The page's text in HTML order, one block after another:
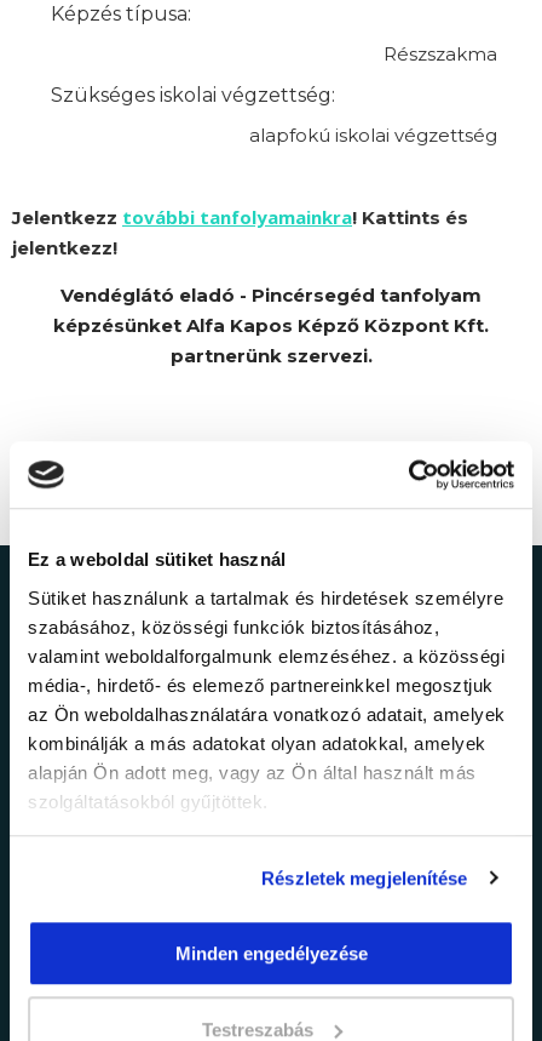
Ez a weboldal sütiket használ
Sütiket használunk a tartalmak és hirdetések személyre
szabásához, közösségi funkciók biztosításához,
valamint weboldalforgalmunk elemzéséhez. a közösségi
média-, hirdető- és elemező partnereinkkel megosztjuk
az Ön weboldalhasználatára vonatkozó adatait, amelyek
kombinálják a más adatokat olyan adatokkal, amelyek
alapján Ön adott meg, vagy az Ön által használt más
szolgáltatásokból gyűjtöttek.
Részletek megjelenítése
Minden engedélyezése
Testreszabás
Képzés típusa:
Részszakma
Szükséges iskolai végzettség:
alapfokú iskolai végzettség
Jelentkezz további tanfolyamainkra! Kattints és
jelentkezz!
Vendéglátó eladó - Pincérsegéd tanfolyam
képzésünket Alfa Kapos Képző Központ Kft.
partnerünk szervezi.
Ne maradj le a
legfrissebb
információkról!
Értesülj elsőként legújabb tanfolyamainkról,